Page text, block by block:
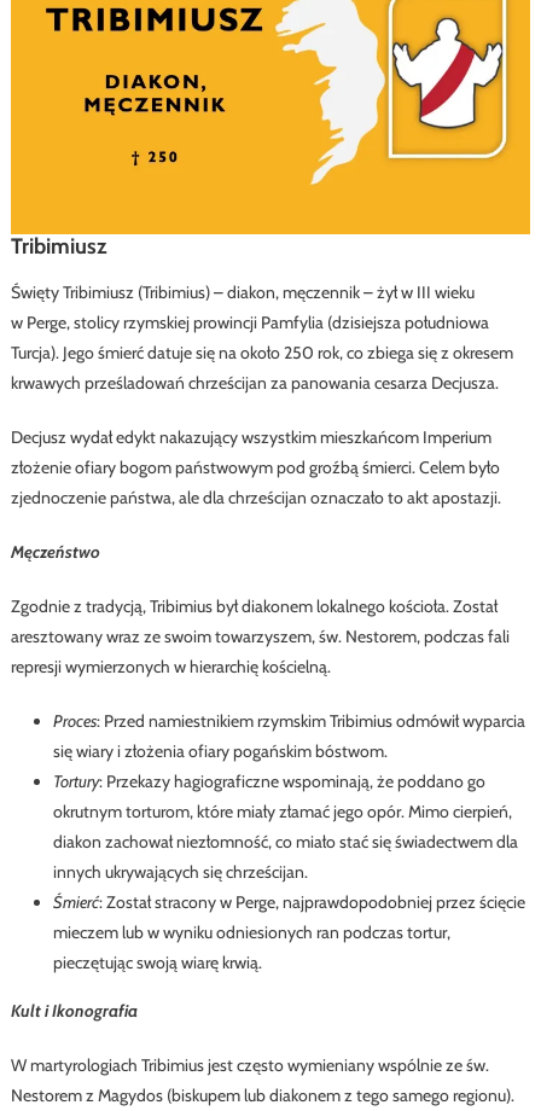
Tribimiusz
Święty Tribimiusz (Tribimius) – diakon, męczennik – żył w III wieku
w Perge, stolicy rzymskiej prowincji Pamfylia (dzisiejsza południowa
Turcja). Jego śmierć datuje się na około 250 rok, co zbiega się z okresem
krwawych prześladowań chrześcijan za panowania cesarza Decjusza.
Decjusz wydał edykt nakazujący wszystkim mieszkańcom Imperium
złożenie ofiary bogom państwowym pod groźbą śmierci. Celem było
zjednoczenie państwa, ale dla chrześcijan oznaczało to akt apostazji.
Męczeństwo
Zgodnie z tradycją, Tribimius był diakonem lokalnego kościoła. Został
aresztowany wraz ze swoim towarzyszem, św. Nestorem, podczas fali
represji wymierzonych w hierarchię kościelną.
Proces: Przed namiestnikiem rzymskim Tribimius odmówił wyparcia
się wiary i złożenia ofiary pogańskim bóstwom.
Tortury: Przekazy hagiograficzne wspominają, że poddano go
okrutnym torturom, które miały złamać jego opór. Mimo cierpień,
diakon zachował niezłomność, co miało stać się świadectwem dla
innych ukrywających się chrześcijan.
Śmierć: Został stracony w Perge, najprawdopodobniej przez ścięcie
mieczem lub w wyniku odniesionych ran podczas tortur,
pieczętując swoją wiarę krwią.
Kult i Ikonografia
W martyrologiach Tribimius jest często wymieniany wspólnie ze św.
Nestorem z Magydos (biskupem lub diakonem z tego samego regionu).